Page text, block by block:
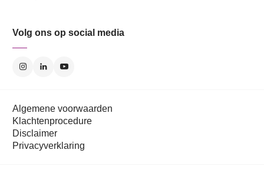
Volg ons op social media
Algemene voorwaarden
Klachtenprocedure
Disclaimer
Privacyverklaring